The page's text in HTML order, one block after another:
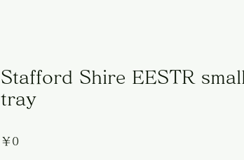
Stafford Shire EESTR small
tray
￥0